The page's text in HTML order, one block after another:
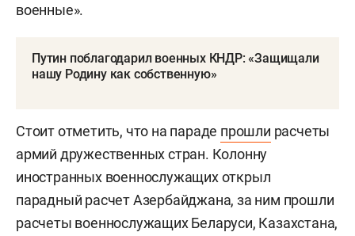
военные».
Путин поблагодарил военных КНДР: «Защищали
нашу Родину как собственную»
Стоит отметить, что на параде прошли расчеты
армий дружественных стран. Колонну
иностранных военнослужащих открыл
парадный расчет Азербайджана, за ним прошли
расчеты военнослужащих Беларуси, Казахстана,